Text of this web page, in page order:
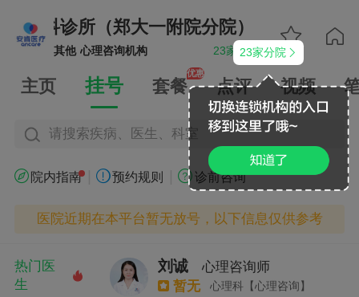
专科诊所（郑大一附院分院） 郑州安肯
其他 心理咨询机构 23家分院 
 
23家分院 
主页 挂号 套餐
优惠
点评 视频
请搜索疾病、医生、科室
 院内指南 预约规则  诊前咨询
医院近期在本平台暂无放号，以下信息仅供参考
热门医
生

刘诚
心理咨询师
暂无
心理科【心理咨询】